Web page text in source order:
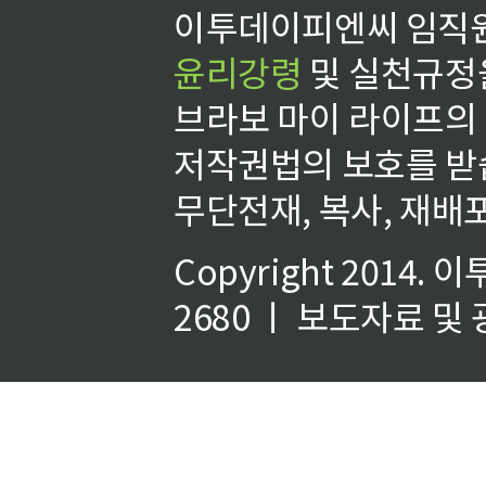
이투데이피엔씨 임
윤리강령 및 실천규
브라보 마이 라이프
저작권법의 보호를
무단전재, 복사, 재배
Copyright 2014. 이
2680 ㅣ 보도자료